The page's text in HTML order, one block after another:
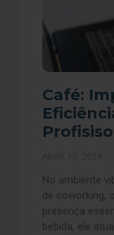
Café:
No ambiente
de coworking,
presença
bebida, ele atua